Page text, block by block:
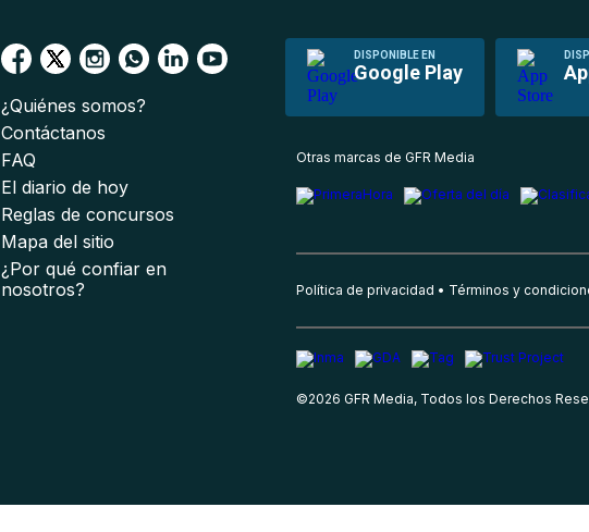
DISPONIBLE EN
Google Play
¿Quiénes somos?
Contáctanos
FAQ
El diario de hoy
Reglas de concursos
Mapa del sitio
¿Por qué confiar en
nosotros?
Otras marcas de GFR Media
Política de privacidad Términos y
©2026 GFR Media, Todos los Derechos